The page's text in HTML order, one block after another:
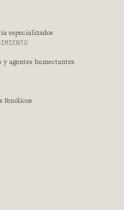
especializados
agentes humectantes
fenólicos